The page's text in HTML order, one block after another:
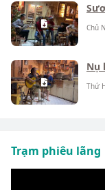
Chủ
Nụ
Thứ
Trạm phiêu lãng